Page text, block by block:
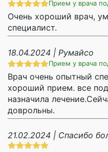
Прием у врача
Очень хороший врач,
специалист.
18.04.2024 | Румайсо
Прием у врача
Врач очень опытный
хороший прием. все
назначила
доврольны.
21.02.2024 | Спасибо